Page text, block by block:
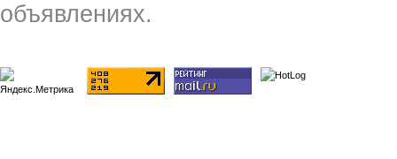
объявлениях.